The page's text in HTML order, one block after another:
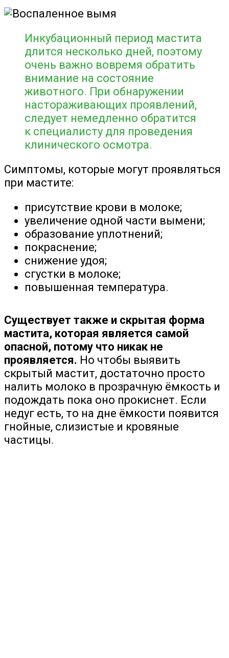
Инкубационный период мастита
длится несколько дней, поэтому
очень важно вовремя обратить
внимание на состояние
животного. При обнаружении
настораживающих проявлений,
следует немедленно обратится
к специалисту для проведения
клинического осмотра.
Симптомы, которые могут проявляться
при мастите:
присутствие крови в молоке;
увеличение одной части вымени;
образование уплотнений;
покраснение;
снижение удоя;
сгустки в молоке;
повышенная температура.
Существует также и скрытая форма
мастита, которая является самой
опасной, потому что никак не
проявляется. Но чтобы выявить
скрытый мастит, достаточно просто
налить молоко в прозрачную ёмкость и
подождать пока оно прокиснет. Если
недуг есть, то на дне ёмкости появится
гнойные, слизистые и кровяные
частицы.